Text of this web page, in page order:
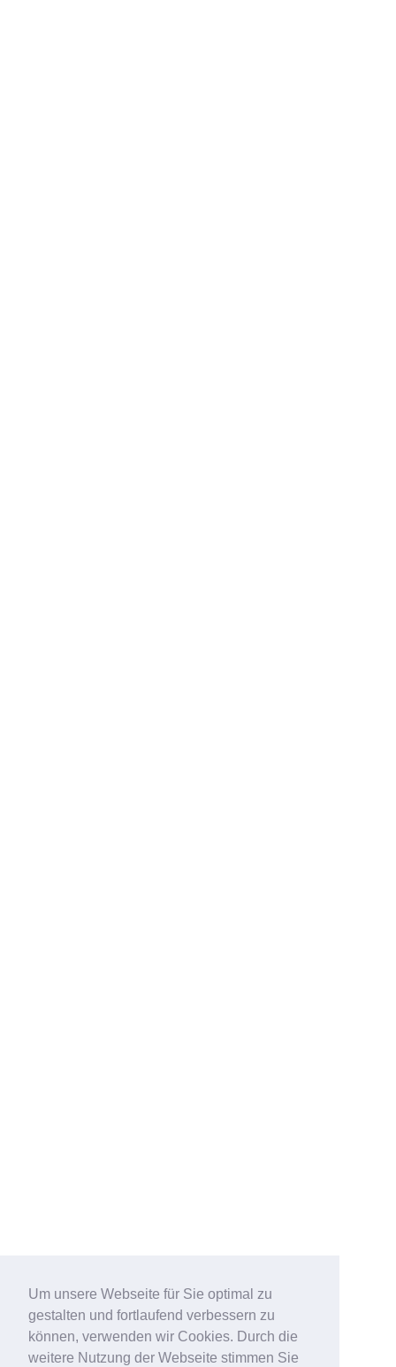
Um unsere Webseite für Sie optimal zu
gestalten und fortlaufend verbessern zu
können, verwenden wir Cookies. Durch die
weitere Nutzung der Webseite stimmen Sie